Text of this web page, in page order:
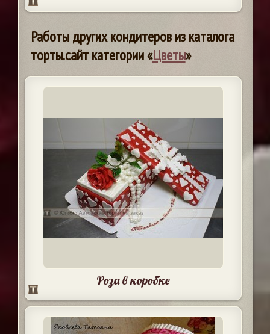
Работы других кондитеров из каталога
торты.сайт категории «Цветы»
Роза в коробке